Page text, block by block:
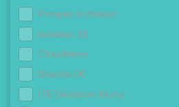
Pompes à chaleur
Isolation 1€
Chaudières
Douche 0€
ITE (Isolation Murs)